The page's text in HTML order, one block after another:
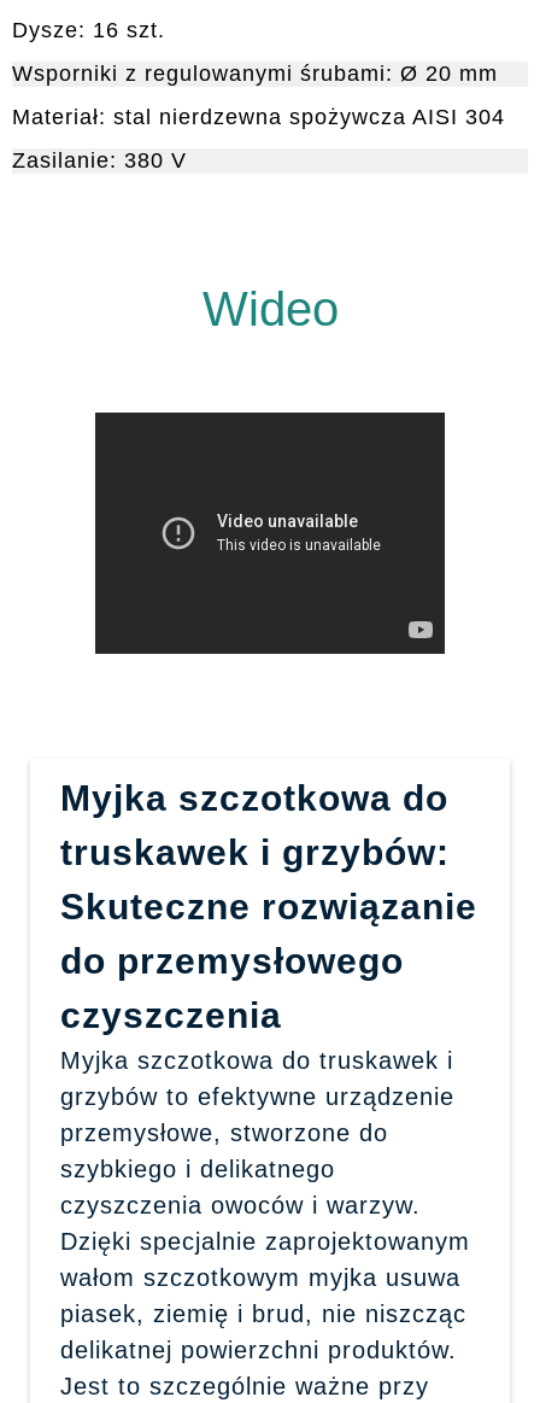
Dysze: 16 szt.
Wsporniki z regulowanymi śrubami: Ø 20 mm
Materiał: stal nierdzewna spożywcza AISI 304
Zasilanie: 380 V
Wideo
Myjka szczotkowa do
truskawek i grzybów:
Skuteczne rozwiązanie
do przemysłowego
czyszczenia
Myjka szczotkowa do truskawek i
grzybów to efektywne urządzenie
przemysłowe, stworzone do
szybkiego i delikatnego
czyszczenia owoców i warzyw.
Dzięki specjalnie zaprojektowanym
wałom szczotkowym myjka usuwa
piasek, ziemię i brud, nie niszcząc
delikatnej powierzchni produktów.
Jest to szczególnie ważne przy